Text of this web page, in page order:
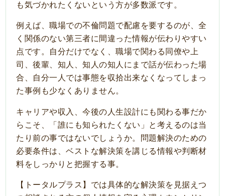
も気づかれたくないという方が多数派です。
例えば、職場での不倫問題で配慮を要するのが、全
く関係のない第三者に間違った情報が伝わりやすい
点です。自分だけでなく、職場で関わる同僚や上
司、後輩、知人、知人の知人にまで話が伝わった場
合、自分一人では事態を収拾出来なくなってしまっ
た事例も少なくありません。
キャリアや収入、今後の人生設計にも関わる事だか
らこそ、「誰にも知られたくない」と考えるのは当
たり前の事ではないでしょうか。問題解決のための
必要条件は、ベストな解決策を講じる情報や判断材
料をしっかりと把握する事。
【トータルプラス】では具体的な解決策を見据えつ